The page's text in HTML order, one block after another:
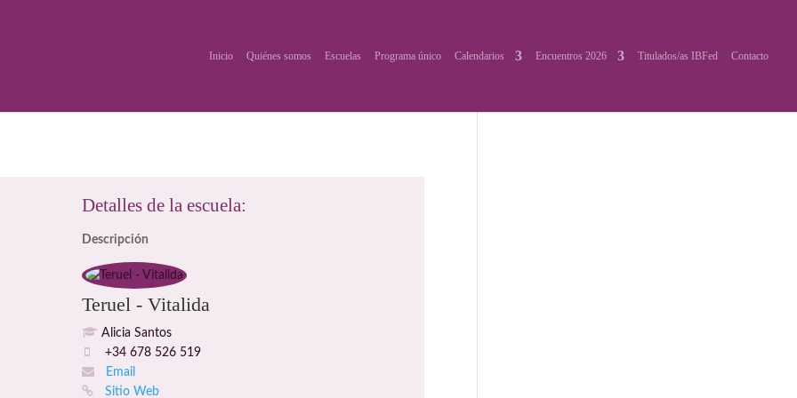
Inicio Quiénes somos Escuelas Programa único Calendarios Encuentros 2026 Titulados/as IBFed Contacto
Detalles de la escuela:
Descripción
Teruel - Vitalida
Alicia Santos
+34 678 526 519
Email
Sitio Web